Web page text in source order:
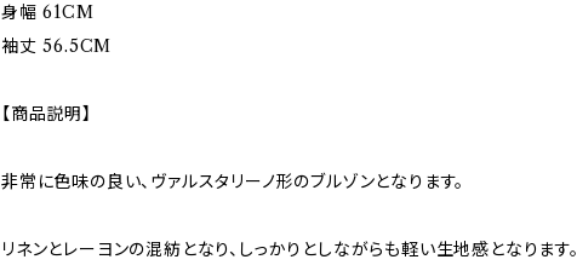
身幅 61CM
袖丈 56.5CM
【商品説明】
非常に色味の良い、ヴァルスタリーノ形のブルゾンとなります。
リネンとレーヨンの混紡となり、しっかりとしながらも軽い生地感となります。